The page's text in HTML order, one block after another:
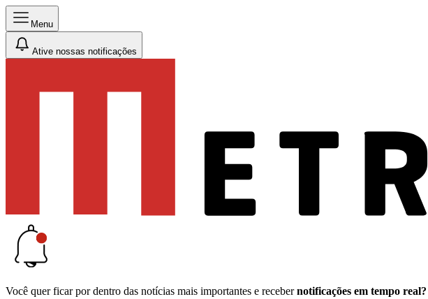
Menu
Ative nossas notificações
Você quer ficar por dentro das notícias mais importantes e receber notificações em tempo real?